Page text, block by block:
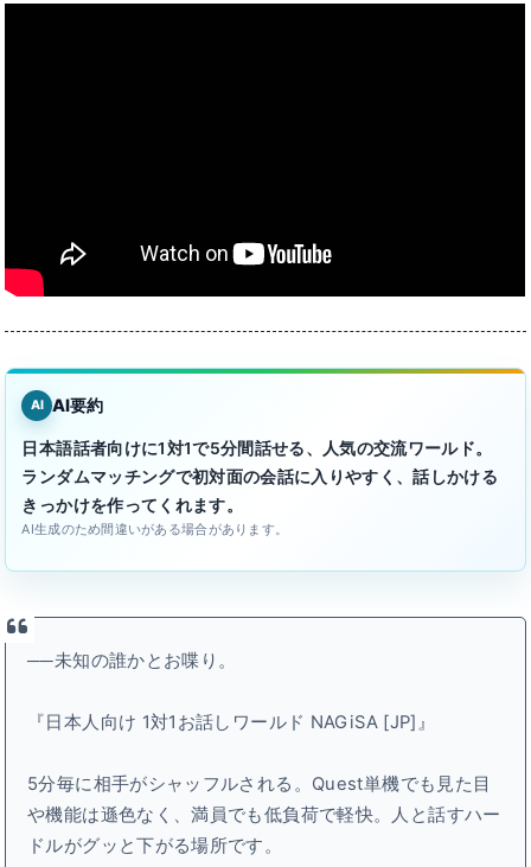
AI AI要約
日本語話者向けに1対1で5分間話せる、人気の交流ワールド。
ランダムマッチングで初対面の会話に入りやすく、話しかける
きっかけを作ってくれます。
AI生成のため間違いがある場合があります。
──未知の誰かとお喋り。
『日本人向け 1対1お話しワールド NAGiSA [JP]』
5分毎に相手がシャッフルされる。Quest単機でも見た目
や機能は遜色なく、満員でも低負荷で軽快。人と話すハー
ドルがグッと下がる場所です。